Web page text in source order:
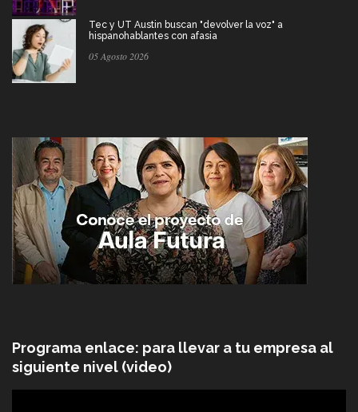
Tec y UT Austin buscan "devolver la voz" a
hispanohablantes con afasia
05 Agosto 2026
Programa enlace: para llevar a tu empresa al
siguiente nivel (video)